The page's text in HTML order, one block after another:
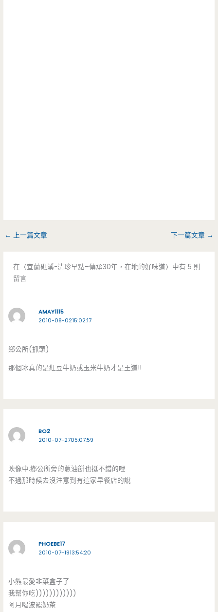
← 上一篇文章 下一篇文章 →
在〈宜蘭礁溪-清珍早點–傳承30年，在地的好味道〉中有 5 則
留言
AMAY1115
2010-08-0215:02:17
鄉公所(抓頭)
那個冰真的是紅豆牛奶或玉米牛奶才是王道!!
BO2
2010-07-2705:07:59
映像中.鄉公所旁的蔥油餅也挺不錯的哩
不過那時候去沒注意到有這家早餐店的說
PHOEBE17
2010-07-1913:54:20
小熊最愛韭菜盒子了
我幫你吃))))))))))))
阿月喝波罷奶茶